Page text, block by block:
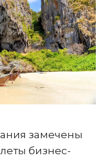
замечены
бизнес-